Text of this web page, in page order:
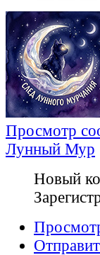
Просмотр
Лунный Мур
Новый